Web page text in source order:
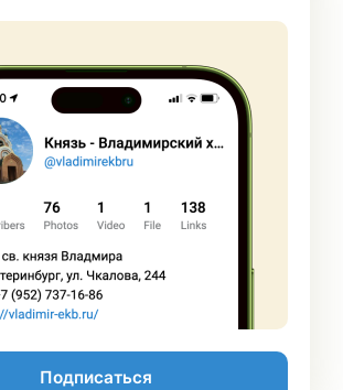
Подписаться